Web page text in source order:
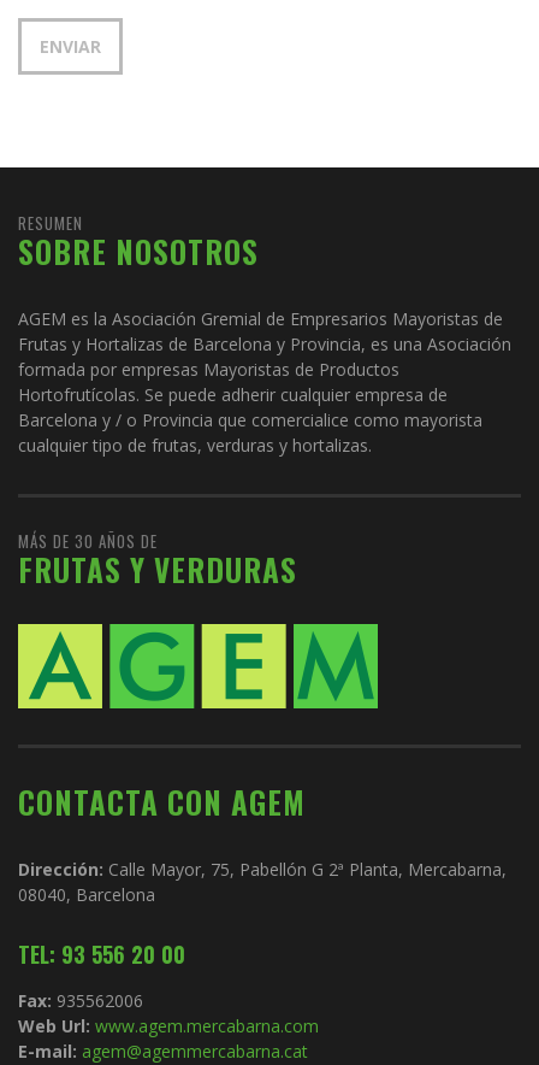
RESUMEN
SOBRE NOSOTROS
AGEM es la Asociación Gremial de Empresarios Mayoristas de
Frutas y Hortalizas de Barcelona y Provincia, es una Asociación
formada por empresas Mayoristas de Productos
Hortofrutícolas. Se puede adherir cualquier empresa de
Barcelona y / o Provincia que comercialice como mayorista
cualquier tipo de frutas, verduras y hortalizas.
MÁS DE 30 AÑOS DE
FRUTAS Y VERDURAS
CONTACTA CON AGEM
Dirección: Calle Mayor, 75, Pabellón G 2ª Planta, Mercabarna,
08040, Barcelona
TEL: 93 556 20 00
Fax: 935562006
Web Url: www.agem.mercabarna.com
E-mail: agem@agemmercabarna.cat